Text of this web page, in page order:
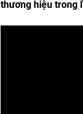
thương hiệu trong